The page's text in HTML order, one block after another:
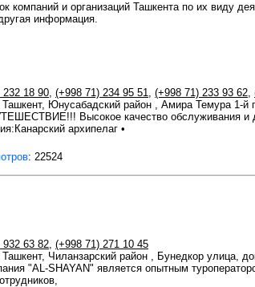
компаний и организаций Ташкента по их виду
информация.
232 18 90, (+998 71) 234 95 51, (+998 71) 233 93 62,
Ташкент, Юнусабадский район , Амира Темура 1-
Высокое качество обслуживания и
архипелаг •
: 22524
932 63 82, (+998 71) 271 10 45
Ташкент, Чиланзарский район , Бунедкор улица,
"AL-SHAYAN" является опытным